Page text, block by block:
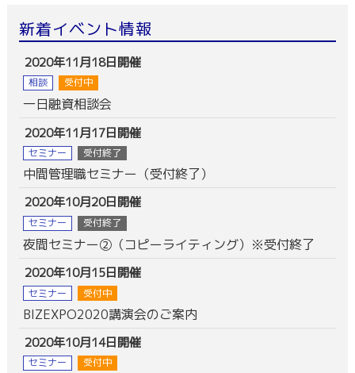
新着イベント情報
2020年11月18日開催
相談 受付中
一日融資相談会
2020年11月17日開催
セミナー 受付終了
中間管理職セミナー（受付終了）
2020年10月20日開催
セミナー 受付終了
夜間セミナー②（コピーライティング）※受付終了
2020年10月15日開催
セミナー 受付中
BIZEXPO2020講演会のご案内
2020年10月14日開催
セミナー 受付中